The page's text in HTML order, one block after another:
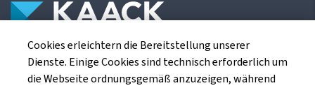
Die Kaack Terminhandel GmbH ist ein
Finanzdienstleistungsinstitut für die europäischen
Cookies erleichtern die Bereitstellung unserer
Dienste. Einige Cookies sind technisch erforderlich um
die Webseite ordnungsgemäß anzuzeigen, während